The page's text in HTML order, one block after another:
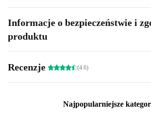
Informacje o bezpieczeństwie i
produktu
Recenzje (4.6)
Najpopularniejsze